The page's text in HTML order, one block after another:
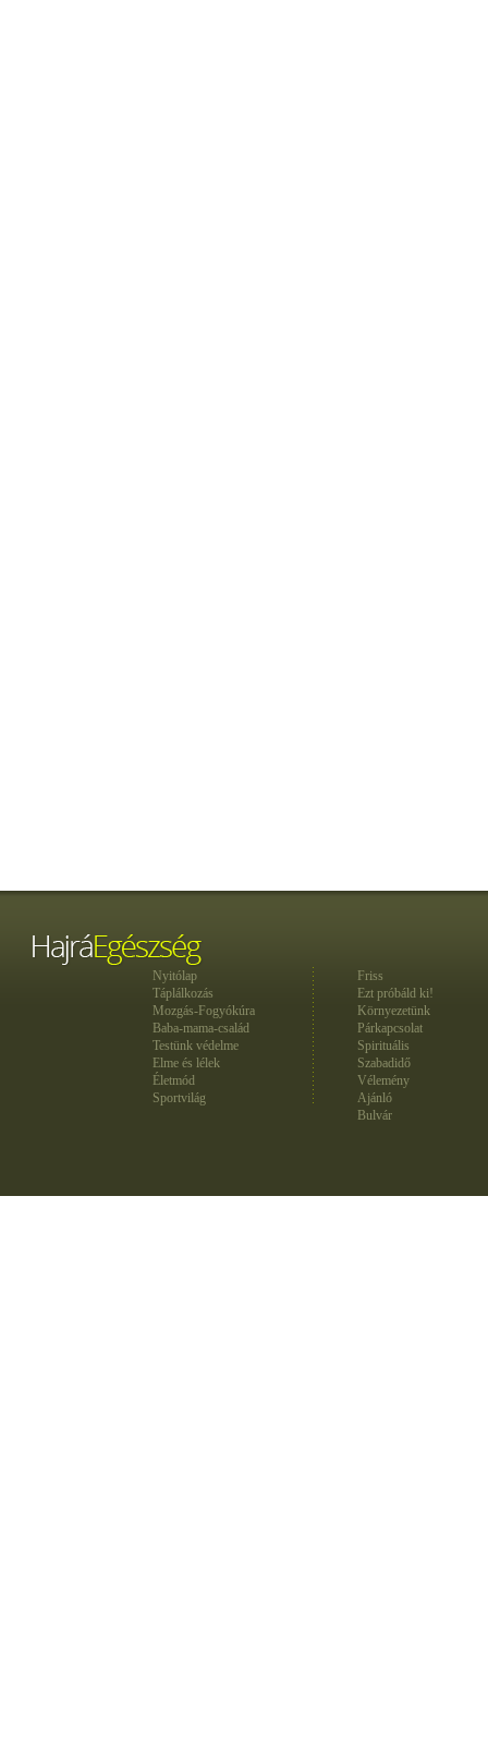
Nyitólap
Táplálkozás
Mozgás-Fogyókúra
Baba-mama-család
Testünk védelme
Elme és lélek
Életmód
Sportvilág
Friss
Ezt próbáld ki!
Környezetünk
Párkapcsolat
Spirituális
Szabadidő
Vélemény
Ajánló
Bulvár